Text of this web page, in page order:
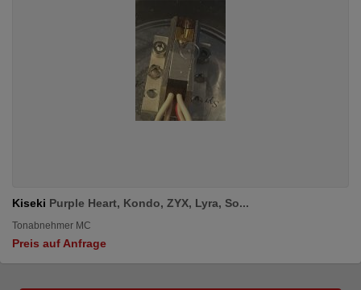
Kiseki Purple Heart, Kondo, ZYX, Lyra, So...
Tonabnehmer MC
Preis auf Anfrage